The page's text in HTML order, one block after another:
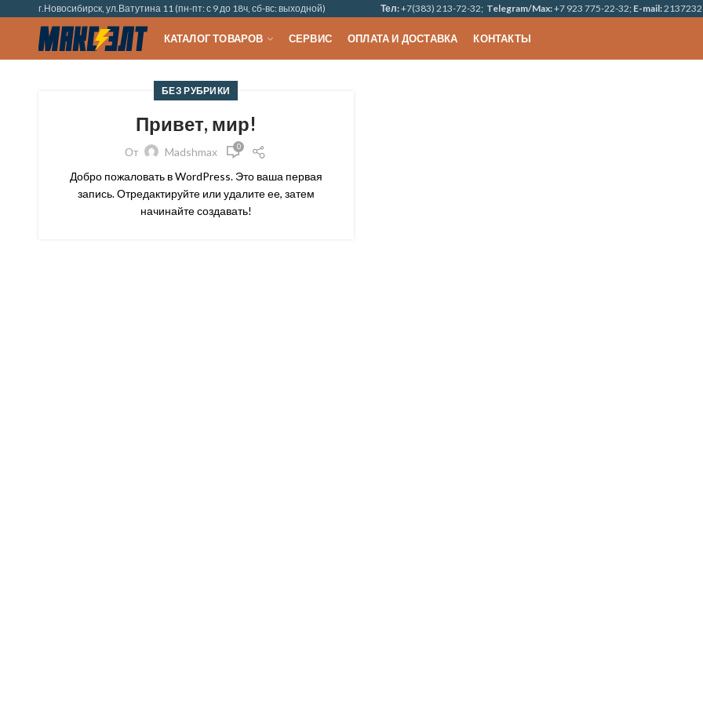
г.Новосибирск, ул.Ватутина 11 (пн-пт: с 9 до 18ч, сб-вс: выходной) Тел:+7(383) 213-72-32; Telegram/Max:+7 923 775-22-32; E-mail:
КАТАЛОГ ТОВАРОВ СЕРВИС ОПЛАТА И ДОСТАВКА КОНТАКТЫ
БЕЗ РУБРИКИ
Привет, мир!
От Madshmax 0
Добро пожаловать в WordPress. Это ваша первая
запись. Отредактируйте или удалите ее, затем
начинайте создавать!